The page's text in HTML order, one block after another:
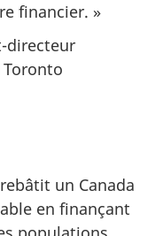
financier. »
directeur
Toronto
un Canada
en finançant